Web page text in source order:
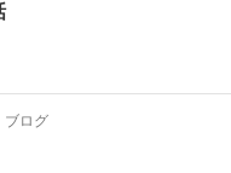
ブログ